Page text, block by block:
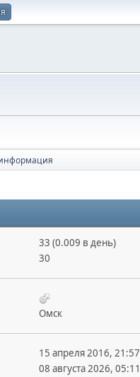
33 (0.009 в день)
30
Омск
15 апреля 2016, 21:57
08 августа 2026, 05:11